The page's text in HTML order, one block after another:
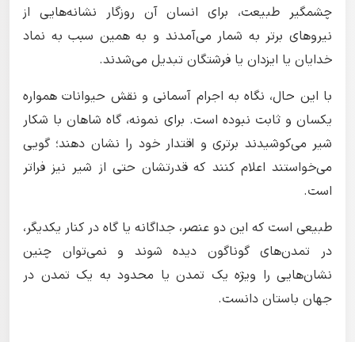
چشمگیر طبیعت، برای انسان آن روزگار نشانه‌هایی از
نیروهای برتر به شمار می‌آمدند و به همین سبب به نماد
خدایان یا ایزدان یا فرشتگان تبدیل می‌شدند.
با این حال، نگاه به اجرام آسمانی و نقش حیوانات همواره
یکسان و ثابت نبوده است. برای نمونه، گاه شاهان با شکار
شیر می‌کوشیدند برتری و اقتدار خود را نشان دهند؛ گویی
می‌خواستند اعلام کنند که قدرتشان حتی از شیر نیز فراتر
است.
طبیعی است که این دو عنصر، جداگانه یا گاه در کنار یکدیگر،
در تمدن‌های گوناگون دیده شوند و نمی‌توان چنین
نشان‌هایی را ویژه یک تمدن یا محدود به یک تمدن در
جهان باستان دانست.